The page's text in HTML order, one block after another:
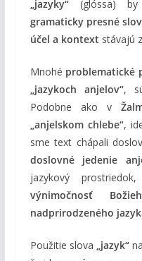
„jazyky“(glóssa) by
gramaticky presné
účel a kontext stávajú
Mnohé problematické
„jazykoch anjelov“,
Podobne ako v
„anjelskom chlebe“,
sme text chápali
doslovné jedenie
jazykový
výnimočnosť
nadprirodzeného
Použitie slova „jazyk“